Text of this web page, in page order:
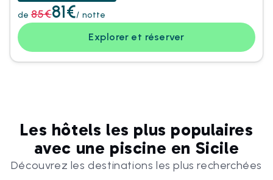
de 85€81€/ notte
Explorer et réserver
Les hôtels les plus populaires
avec une piscine en Sicile
Découvrez les destinations les plus recherchées